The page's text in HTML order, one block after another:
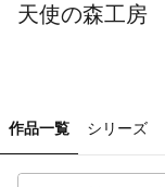
天使の森工房
作品一覧 シリーズ